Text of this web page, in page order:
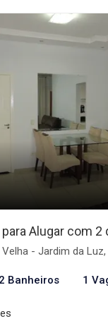
Alugar com 2
- Jardim da
2 Banheiros 1